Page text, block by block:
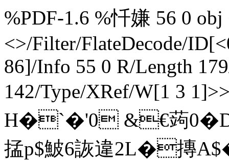
%PDF-1.6 %忏嫌 56 0
<>/Filter/FlateDecode/ID[
86]/Info 55 0 R/Length
142/Type/XRef/W[1 3
H�`�'0 &€蒟
掹p$鮍6詼違2L�摶